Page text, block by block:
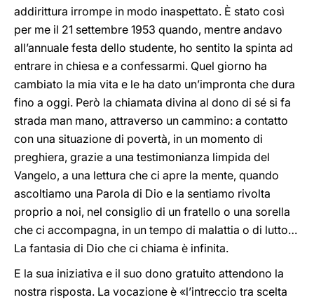
addirittura irrompe in modo inaspettato. È stato così
per me il 21 settembre 1953 quando, mentre andavo
all’annuale festa dello studente, ho sentito la spinta ad
entrare in chiesa e a confessarmi. Quel giorno ha
cambiato la mia vita e le ha dato un’impronta che dura
fino a oggi. Però la chiamata divina al dono di sé si fa
strada man mano, attraverso un cammino: a contatto
con una situazione di povertà, in un momento di
preghiera, grazie a una testimonianza limpida del
Vangelo, a una lettura che ci apre la mente, quando
ascoltiamo una Parola di Dio e la sentiamo rivolta
proprio a noi, nel consiglio di un fratello o una sorella
che ci accompagna, in un tempo di malattia o di lutto…
La fantasia di Dio che ci chiama è infinita.
E la sua iniziativa e il suo dono gratuito attendono la
nostra risposta. La vocazione è «l’intreccio tra scelta